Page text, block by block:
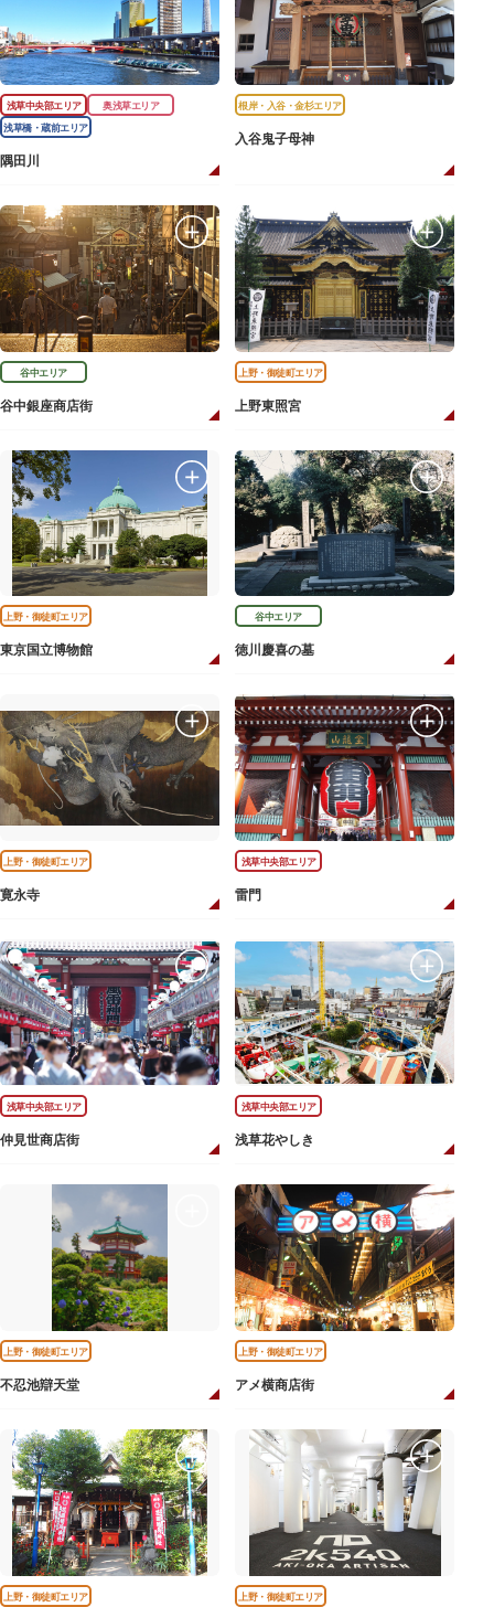
浅草中央部エリア
奥浅草エリア
浅草橋・蔵前エリア
隅田川
根岸・入谷・金杉エリア
入谷鬼子母神
谷中エリア
谷中銀座商店街
上野・御徒町エリア
上野東照宮
上野・御徒町エリア
東京国立博物館
谷中エリア
徳川慶喜の墓
上野・御徒町エリア
寛永寺
浅草中央部エリア
雷門
浅草中央部エリア
仲見世商店街
浅草中央部エリア
浅草花やしき
上野・御徒町エリア
不忍池辯天堂
上野・御徒町エリア
アメ横商店街
上野・御徒町エリア 上野・御徒町エリア